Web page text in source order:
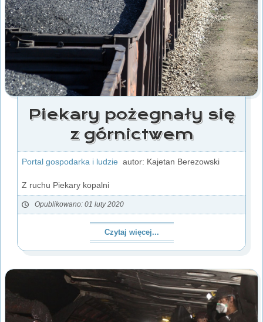
Piekary pożegnały się
z górnictwem
Portal gospodarka i ludzie autor: Kajetan Berezowski
Z ruchu Piekary kopalni
Opublikowano: 01 luty 2020
Czytaj więcej...